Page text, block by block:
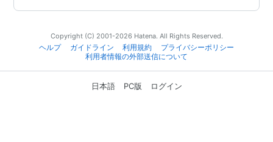
Copyright (C) 2001-2026 Hatena. All Rights Reserved.
ヘルプ
ガイドライン 利用規約
プライバシーポリシー
利用者情報の外部送信について
日本語 PC版 ログイン